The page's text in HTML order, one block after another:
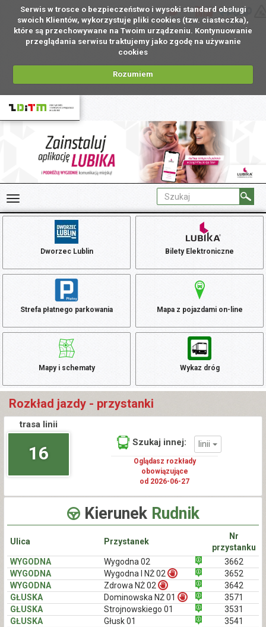
Serwis w trosce o bezpieczeństwo i wysoki standard obsługi
swoich Klientów, wykorzystuje pliki cookies (tzw. ciasteczka),
które są przechowywane na Twoim urządzeniu. Kontynuowanie
przeglądania serwisu traktujemy jako zgodę na używanie
cookies
Rozumiem
PL
Dworzec Lublin Bilety Elektroniczne
Strefa płatnego parkowania Mapa z pojazdami on-line
Mapy i schematy Wykaz dróg
Rozkład jazdy - przystanki
trasa linii
16
Szukaj innej: linii
Oglądasz rozkłady
obowiązujące
od 2026-06-27
Kierunek Rudnik
Ulica Przystanek
Nr
przystanku
WYGODNA
Wygodna 02
3662
WYGODNA
Wygodna I NŻ 02
3652
WYGODNA
Zdrowa NŻ 02
3642
GŁUSKA
Dominowska NŻ 01
3571
GŁUSKA
Strojnowskiego 01
3531
GŁUSKA
Głusk 01
3541